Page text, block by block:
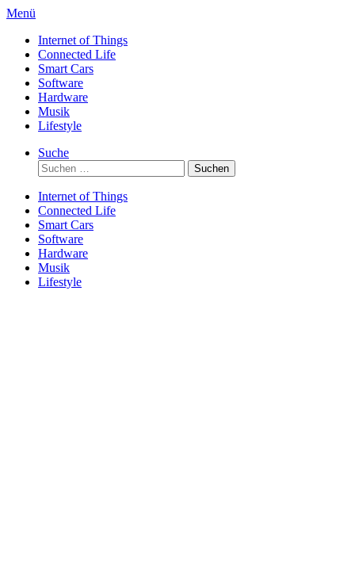
Direkt
Inhalt
Menü
Internet of Things
Connected Life
Smart Cars
Software
Hardware
Musik
Lifestyle
Suche
Suchen
nach:
Internet of Things
Connected Life
Smart Cars
Software
Hardware
Musik
Lifestyle